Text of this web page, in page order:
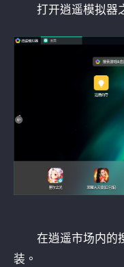
打开逍遥模拟器
在逍遥市场内的
装。